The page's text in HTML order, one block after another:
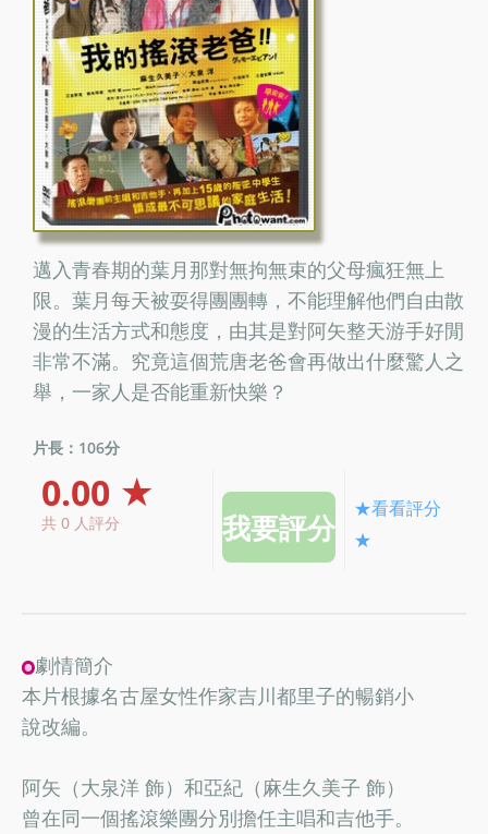
邁入青春期的葉月那對無拘無束的父母瘋狂無上
限。葉月每天被耍得團團轉，不能理解他們自由散
漫的生活方式和態度，由其是對阿矢整天游手好閒
非常不滿。究竟這個荒唐老爸會再做出什麼驚人之
舉，一家人是否能重新快樂？
片長：106分
0.00 ★
共 0 人評分
★看看評分
★
劇情簡介
本片根據名古屋女性作家吉川都里子的暢銷小
說改編。
阿矢（大泉洋 飾）和亞紀（麻生久美子 飾）
曾在同一個搖滾樂團分別擔任主唱和吉他手。